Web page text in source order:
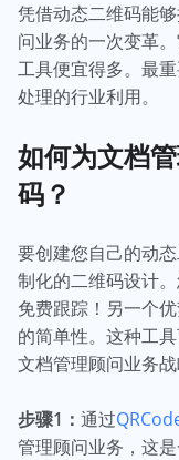
凭借动态二维码能
问业务的一次变革
工具便宜得多。最
处理的行业利用。
如何为文档
码？
要创建您自己的动
制化的二维码设计
免费跟踪！另一个
的简单性。这种工
文档管理顾问业务
步骤1： 通过
管理顾问业务，这